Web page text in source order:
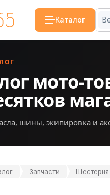
Каталог
мото-
шины, экипировка и
Запчасти